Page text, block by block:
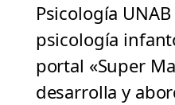
Psicología
psicología
portal «Super
desarrolla y